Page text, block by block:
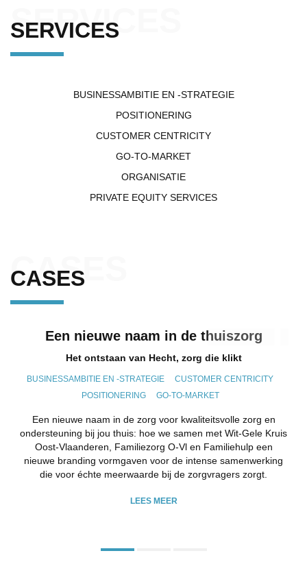
SERVICES
SERVICES
BUSINESSAMBITIE EN -STRATEGIE
POSITIONERING
CUSTOMER CENTRICITY
GO-TO-MARKET
ORGANISATIE
PRIVATE EQUITY SERVICES
CASES
CASES
Een nieuwe naam in de thuiszorg
Het ontstaan van Hecht, zorg die klikt
BUSINESSAMBITIE EN -STRATEGIE
CUSTOMER CENTRICITY
POSITIONERING
GO-TO-MARKET
Een nieuwe naam in de zorg voor kwaliteitsvolle zorg en
ondersteuning bij jou thuis: hoe we samen met Wit-Gele Kruis
Oost-Vlaanderen, Familiezorg O-Vl en Familiehulp een
nieuwe branding vormgaven voor de intense samenwerking
die voor échte meerwaarde bij de zorgvragers zorgt.
LEES MEER